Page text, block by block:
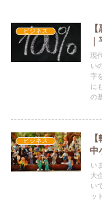
ビジネス
現
い
字
に
の
ビジネス
中
い
大
い
ッ